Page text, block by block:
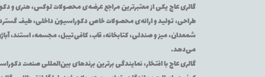
گالری عاج یکی از معتبرترین مراجع عرضه‌ی محصولات لوکس، هنری و
طراحی، تولید و ارائه‌ی محصولات خاص دکوراسیون داخلی، طیف
شمعدان، میز و صندلی، کتابخانه، قاب، کافی‌تیبل، مجسمه، استند،
می‌دهد.
گالری عاج با افتخار، نمایندگی برترین برندهای بین‌المللی صنعت